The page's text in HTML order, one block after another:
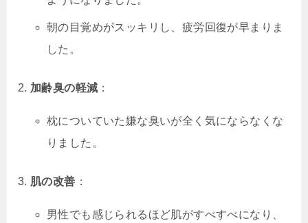
朝の目覚めがスッキリし、疲労回復が早まりま
した。
加齢臭の軽減 ：
枕についていた嫌な臭いが全く気にならなくな
りました。
肌の改善 ：
男性でも感じられるほど肌がすべすべになり、